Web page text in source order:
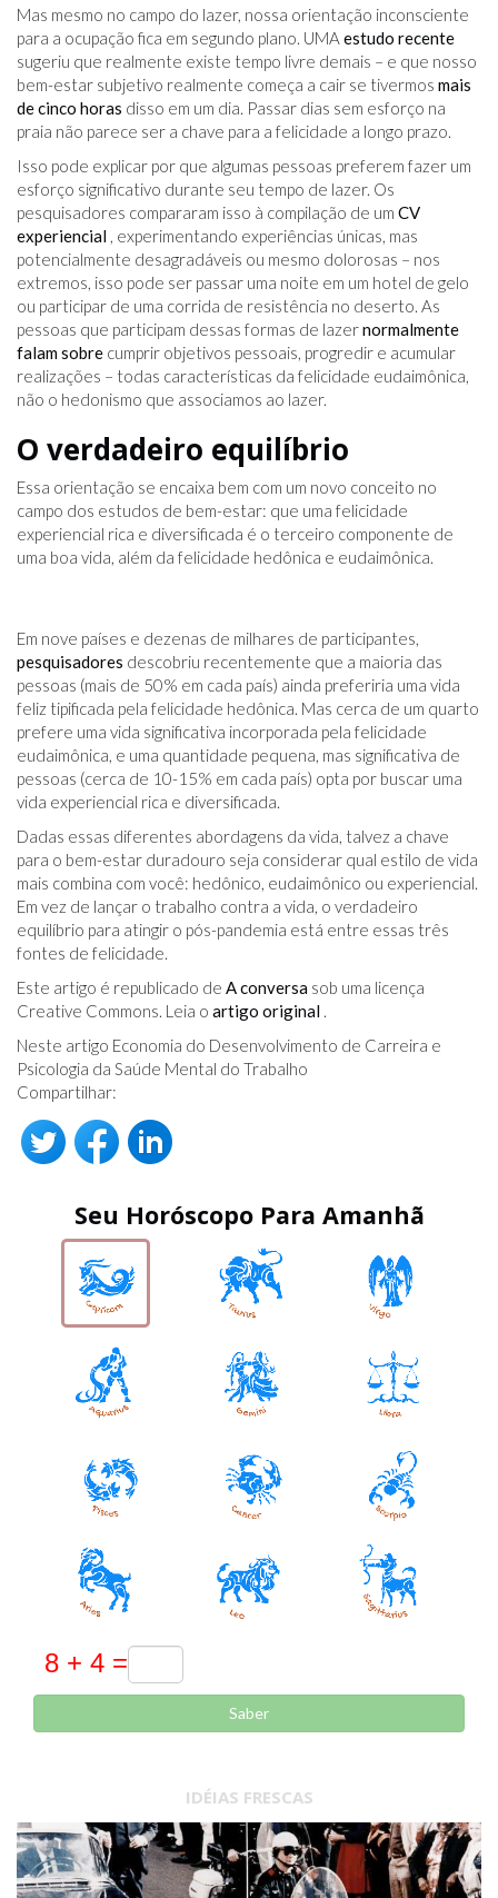
Mas mesmo no campo do lazer, nossa orientação inconsciente
para a ocupação fica em segundo plano. UMA estudo recente
sugeriu que realmente existe tempo livre demais – e que nosso
bem-estar subjetivo realmente começa a cair se tivermos mais
de cinco horas disso em um dia. Passar dias sem esforço na
praia não parece ser a chave para a felicidade a longo prazo.
Isso pode explicar por que algumas pessoas preferem fazer um
esforço significativo durante seu tempo de lazer. Os
pesquisadores compararam isso à compilação de um CV
experiencial , experimentando experiências únicas, mas
potencialmente desagradáveis ​​ou mesmo dolorosas – nos
extremos, isso pode ser passar uma noite em um hotel de gelo
ou participar de uma corrida de resistência no deserto. As
pessoas que participam dessas formas de lazernormalmente
falam sobre cumprir objetivos pessoais, progredir e acumular
realizações – todas características da felicidade eudaimônica,
não o hedonismo que associamos ao lazer.
O verdadeiro equilíbrio
Essa orientação se encaixa bem com um novo conceito no
campo dos estudos de bem-estar: que uma felicidade
experiencial rica e diversificada é o terceiro componente de
uma boa vida, além da felicidade hedônica e eudaimônica.
Em nove países e dezenas de milhares de participantes,
pesquisadores descobriu recentemente que a maioria das
pessoas (mais de 50% em cada país) ainda preferiria uma vida
feliz tipificada pela felicidade hedônica. Mas cerca de um quarto
prefere uma vida significativa incorporada pela felicidade
eudaimônica, e uma quantidade pequena, mas significativa de
pessoas (cerca de 10-15% em cada país) opta por buscar uma
vida experiencial rica e diversificada.
Dadas essas diferentes abordagens da vida, talvez a chave
para o bem-estar duradouro seja considerar qual estilo de vida
mais combina com você: hedônico, eudaimônico ou experiencial.
Em vez de lançar o trabalho contra a vida, o verdadeiro
equilíbrio para atingir o pós-pandemia está entre essas três
fontes de felicidade.
Este artigo é republicado de A conversa sob uma licença
Creative Commons. Leia o artigo original .
Neste artigo Economia do Desenvolvimento de Carreira e
Psicologia da Saúde Mental do Trabalho
Compartilhar:
Seu Horóscopo Para Amanhã
Saber
IDÉIAS FRESCAS